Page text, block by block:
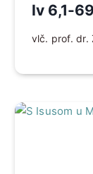
Iv 6,1-
vlč. prof. dr.